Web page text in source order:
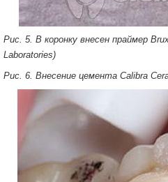
Рис. 5. В коронку внесен праймер
Laboratories)
Рис. 6. Внесение цемента Calibra